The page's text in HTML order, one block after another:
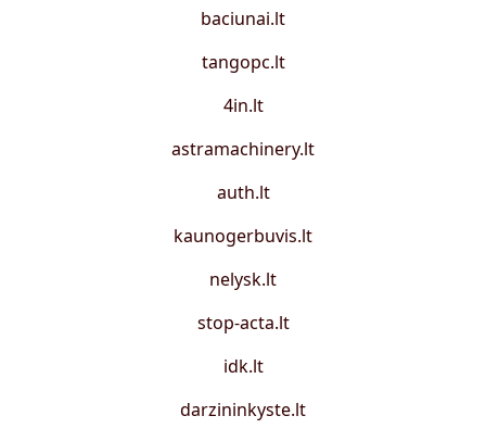
baciunai.lt
tangopc.lt
4in.lt
astramachinery.lt
auth.lt
kaunogerbuvis.lt
nelysk.lt
stop-acta.lt
idk.lt
darzininkyste.lt